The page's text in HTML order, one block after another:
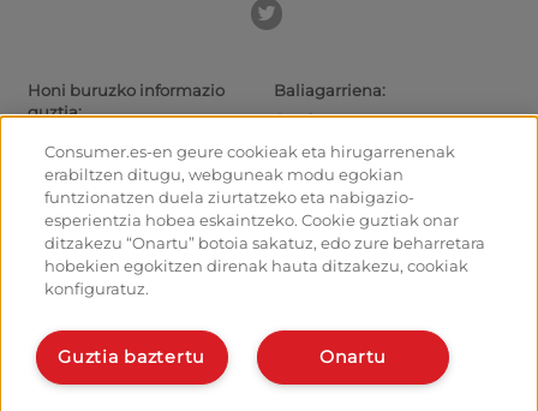
Honi buruzko informazio
guztia:
Donejakue bidea bizikletaz
Aterpetxeak
Monumentuak
Foroa
Donejakue bideko argazkiak
Baliagarriena:
Gaurkotasuna
Irteeretara nola iritsi
Nola irten Santiagotik
Kalkulagailua
Historia
Ostalariak:
Eman alta zure aterpeari
Ezagut gaitzazu:
Eman alta planifikatzailean
Bideko aplikazioak
Consumer.es-en geure cookieak eta hirugarrenenak
erabiltzen ditugu, webguneak modu egokian
funtzionatzen duela ziurtatzeko eta nabigazio-
esperientzia hobea eskaintzeko. Cookie guztiak onar
ditzakezu “Onartu” botoia sakatuz, edo zure beharretara
hobekien egokitzen direnak hauta ditzakezu, cookiak
konfiguratuz.
Onartu
Guztia baztertu